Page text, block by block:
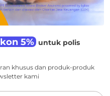
5% untuk polis
khusus dan produk-produk
kami